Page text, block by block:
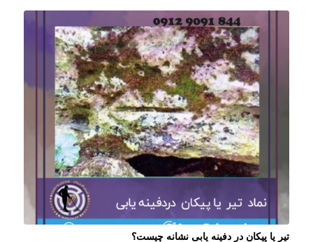
تیر یا پیکان در دفینه یابی نشانه چیست؟